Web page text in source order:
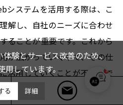
システムを活用する際は、こ
解し、自社のニーズに合わせ
ることが重要です。これから
が広がっていく中で、その仕
活用していくことが不可欠で
ート
にご相談ください
1
験とサービス改善のため、
用しています。
る 詳細